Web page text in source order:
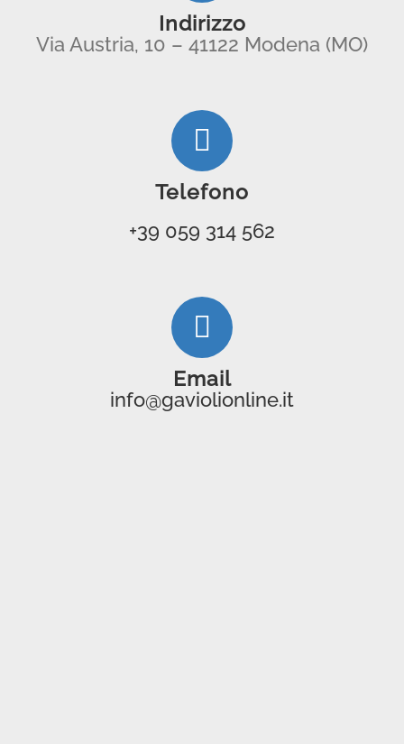
Indirizzo
Via Austria, 10 – 41122 Modena (MO)
Telefono
+39 059 314 562
Email
info@gaviolionline.it